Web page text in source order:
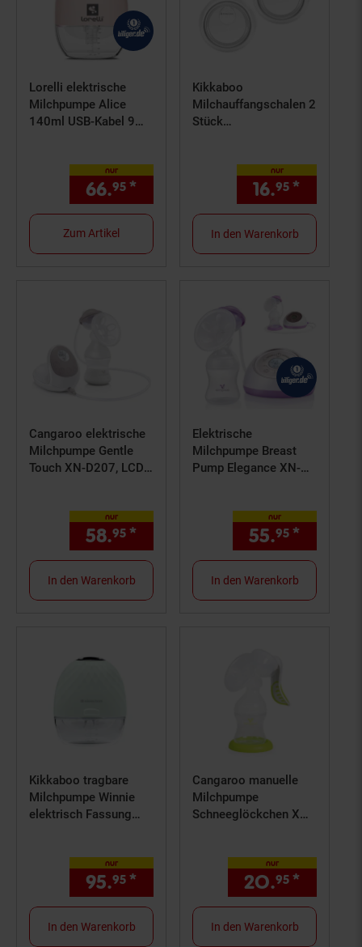
Lorelli elektrische
Milchpumpe Alice
140ml USB-Kabel 9
nur
66.95 * € Sternchen
Zum Artikel
Kikkaboo
Milchauffangschalen 2
Stück
Muttermilchsammler
nur
16.95 *
In den Warenkorb
Cangaroo elektrische
Milchpumpe Gentle
Touch XN-D207, LCD-
nur
58.95 * € Sternchen
In den Warenkorb
Elektrische
Milchpumpe Breast
Pump Elegance XN-
nur
55.95 *
In den Warenkorb
Kikkaboo tragbare
Milchpumpe Winnie
elektrisch Fassung
nur
95.95 * € Sternchen
In den Warenkorb
Cangaroo manuelle
Milchpumpe
Schneeglöckchen XN-
nur
20.95 *
In den Warenkorb